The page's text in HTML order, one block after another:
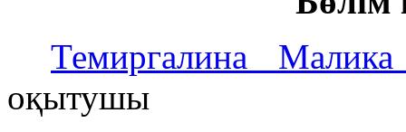
Темиргалина
оқытушы